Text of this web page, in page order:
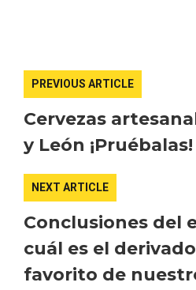
PREVIOUS ARTICLE
Cervezas
y León ¡Pruébalas!
NEXT ARTICLE
Conclusiones del
cuál es el
favorito de
Enoturismo visitando
La Olmilla, en Peñafiel